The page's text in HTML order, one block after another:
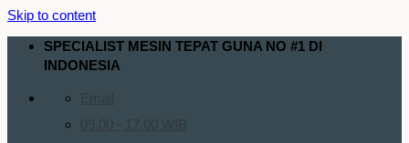
Skip to content
SPECIALIST MESIN TEPAT GUNA NO #1 DI
INDONESIA